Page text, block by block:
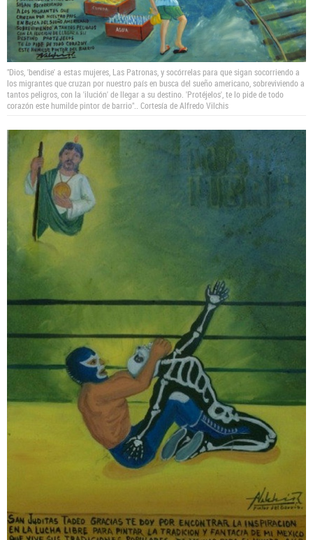
"Dios, 'bendise' a estas mujeres, Las Patronas, y socórrelas para que sigan socorriendo a
los migrantes que cruzan por nuestro país en busca del sueño americano, sobreviviendo a
tantos peligros, con la 'ilución' de llegar a su destino. 'Protéjelos', te lo pide de todo
corazón este humilde pintor de barrio".. Cortesía de Alfredo Vilchis